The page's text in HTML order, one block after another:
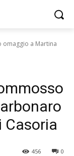
omaggio a Martina
Casoria
0
456